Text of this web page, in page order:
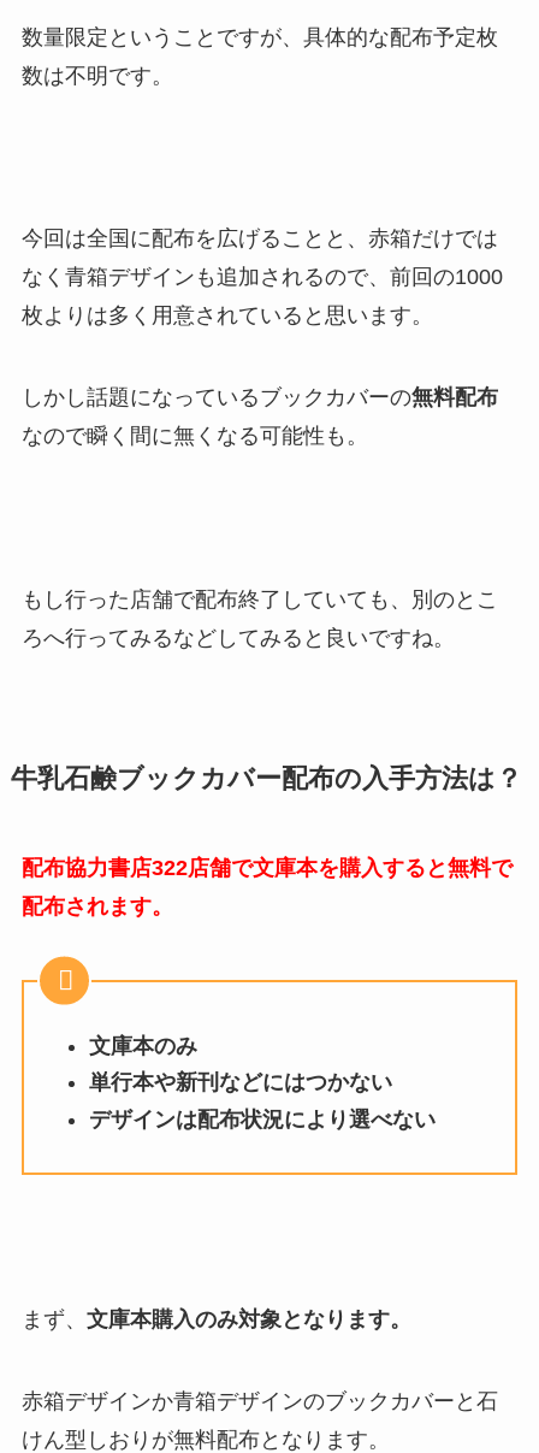
数量限定ということですが、具体的な配布予定枚
数は不明です。
今回は全国に配布を広げることと、赤箱だけでは
なく青箱デザインも追加されるので、前回の1000
枚よりは多く用意されていると思います。
しかし話題になっているブックカバーの無料配布
なので瞬く間に無くなる可能性も。
もし行った店舗で配布終了していても、別のとこ
ろへ行ってみるなどしてみると良いですね。
牛乳石鹸ブックカバー配布の入手方法は？
配布協力書店322店舗で文庫本を購入すると無料で
配布されます。
文庫本のみ
単行本や新刊などにはつかない
デザインは配布状況により選べない
まず、 文庫本購入のみ対象となります。
赤箱デザインか青箱デザインのブックカバーと石
けん型しおりが無料配布となります。